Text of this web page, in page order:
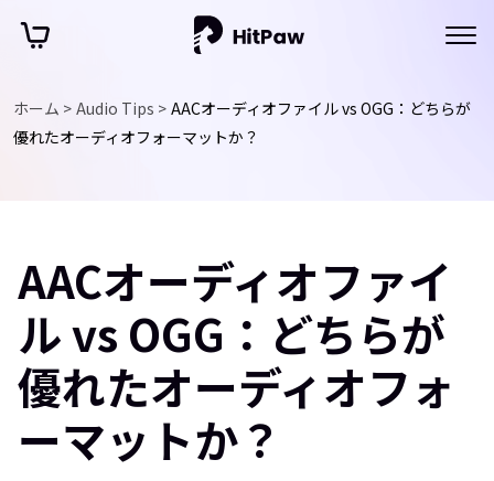
ホーム > Audio Tips > AACオーディオファイル vs OGG：どちらが
優れたオーディオフォーマットか？
AACオーディオファイ
ル vs OGG：どちらが
優れたオーディオフォ
ーマットか？